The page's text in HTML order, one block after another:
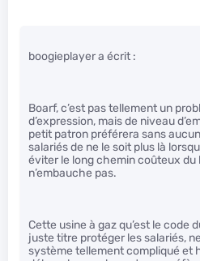
boogieplayer a écrit :
Boarf, c’est pas tellement un
d’expression, mais de niveau
petit patron préférera sans
salariés de ne le soit plus là
éviter le long chemin coûteux
n’embauche pas.
Cette usine à gaz qu’est le code
juste titre protéger les salariés,
système tellement compliqué et